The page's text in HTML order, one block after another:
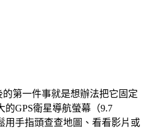
第一件事就是想辦法把它固定
GPS衛星導航螢幕（9.7
用手指頭查查地圖、看看影片或